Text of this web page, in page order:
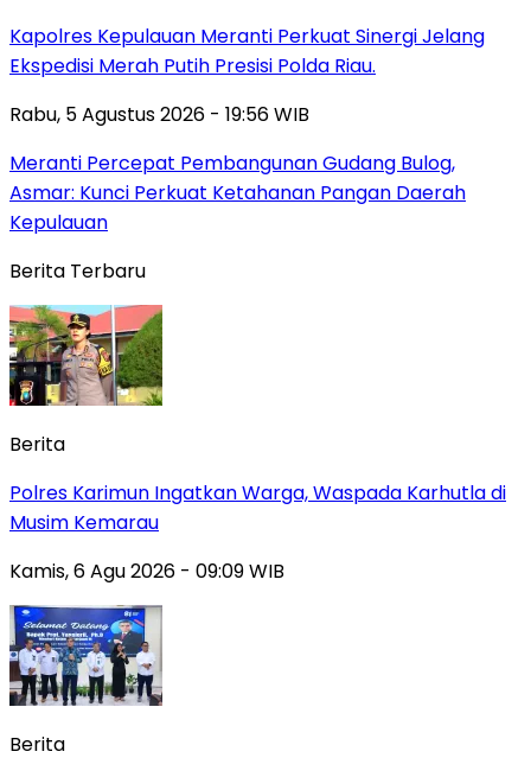
Kapolres Kepulauan Meranti Perkuat Sinergi Jelang
Ekspedisi Merah Putih Presisi Polda Riau.
Rabu, 5 Agustus 2026 - 19:56 WIB
Meranti Percepat Pembangunan Gudang Bulog,
Asmar: Kunci Perkuat Ketahanan Pangan Daerah
Kepulauan
Berita Terbaru
Berita
Polres Karimun Ingatkan Warga, Waspada Karhutla di
Musim Kemarau
Kamis, 6 Agu 2026 - 09:09 WIB
Berita